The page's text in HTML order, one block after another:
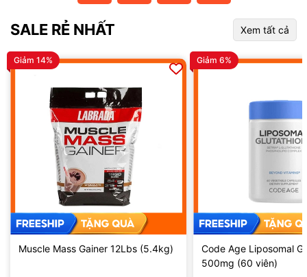
SALE RẺ NHẤT Xem tất cả
Giảm 14%
Muscle Mass Gainer 12Lbs (5.4kg)
Giảm 6%
Code Age Liposomal
500mg (60 viên)